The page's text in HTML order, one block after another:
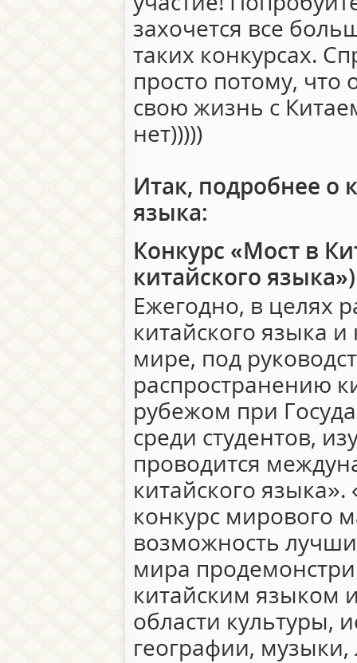
захочется все
таких конкурсах.
просто потому,
свою жизнь с
нет)))))
Итак, подробнее о
языка:
Конкурс «Мост в
китайского языка»)
Ежегодно, в целях
китайского языка
мире, под
распространению
рубежом при
среди студентов,
проводится
китайского
конкурс мирового
возможность
мира
китайским языком
области культуры,
географии, музыки,